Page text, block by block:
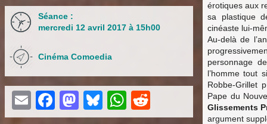
Séance :
mercredi 12 avril 2017 à 15h00
Cinéma Comoedia
EmailFacebook
Mastodon
Bluesky
WhatsApp
érotiques aux
sa plastique
cinéaste lui-
Au-delà de
personnage
l’homme tout
Robbe-Grillet
Pape du
Glissements
argument